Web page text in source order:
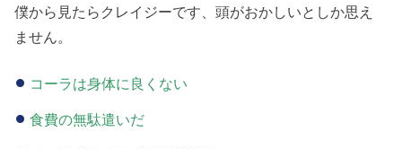
僕から見たらクレイジーです、頭がおかしいとしか思え
ません。
コーラは身体に良くない
食費の無駄遣いだ